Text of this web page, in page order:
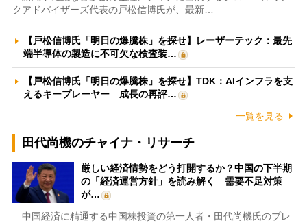
クアドバイザーズ代表の戸松信博氏が、最新…
【戸松信博氏「明日の爆騰株」を探せ】レーザーテック：最先
端半導体の製造に不可欠な検査装…
【戸松信博氏「明日の爆騰株」を探せ】TDK：AIインフラを支
えるキープレーヤー 成長の再評…
一覧を見る
田代尚機のチャイナ・リサーチ
厳しい経済情勢をどう打開するか？中国の下半期
の「経済運営方針」を読み解く 需要不足対策
が…
中国経済に精通する中国株投資の第一人者・田代尚機氏のプレ